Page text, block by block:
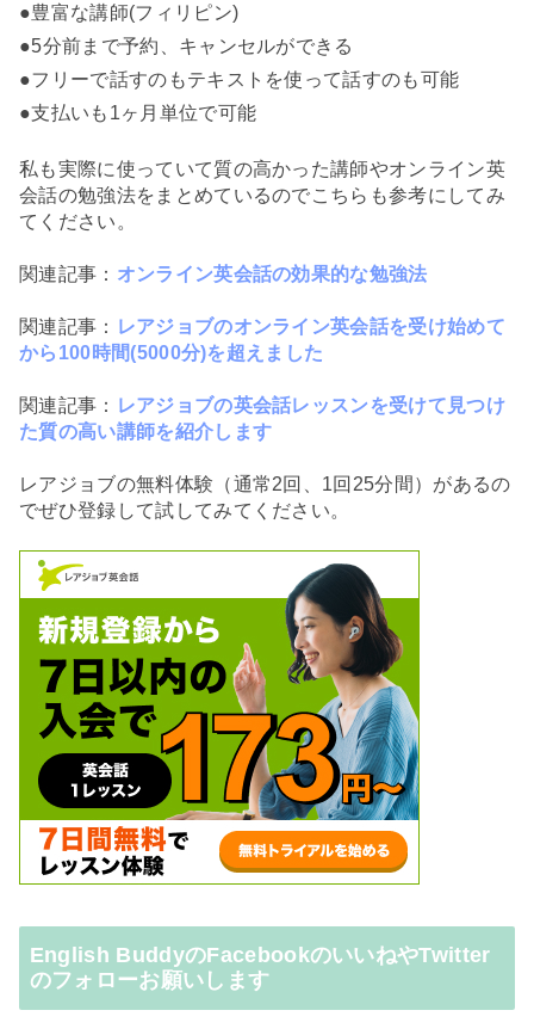
●豊富な講師(フィリピン)
●5分前まで予約、キャンセルができる
●フリーで話すのもテキストを使って話すのも可能
●支払いも1ヶ月単位で可能
私も実際に使っていて質の高かった講師やオンライン英
会話の勉強法をまとめているのでこちらも参考にしてみ
てください。
関連記事： オンライン英会話の効果的な勉強法
関連記事： レアジョブのオンライン英会話を受け始めて
から100時間(5000分)を超えました
関連記事： レアジョブの英会話レッスンを受けて見つけ
た質の高い講師を紹介します
レアジョブの無料体験（通常2回、1回25分間）があるの
でぜひ登録して試してみてください。
English BuddyのFacebookのいいねやTwitter
のフォローお願いします